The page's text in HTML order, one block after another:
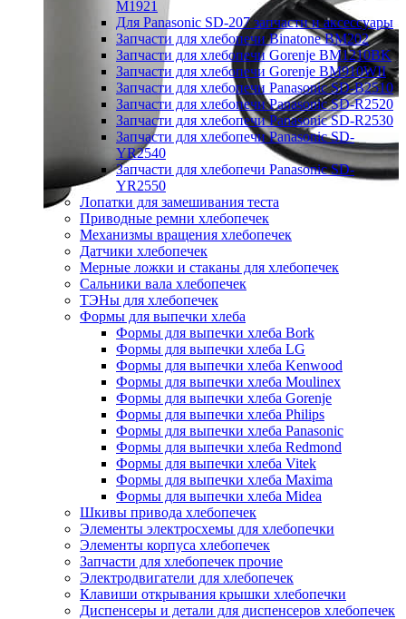
M1921
Для Panasonic SD-207 запчасти и аксессуары
Запчасти для хлебопечи Binatone BM202
Запчасти для хлебопечи Gorenje BM1210BK
Запчасти для хлебопечи Gorenje BM910WII
Запчасти для хлебопечи Panasonic SD-B2510
Запчасти для хлебопечи Panasonic SD-R2520
Запчасти для хлебопечи Panasonic SD-R2530
Запчасти для хлебопечи Panasonic SD-
YR2540
Запчасти для хлебопечи Panasonic SD-
YR2550
Лопатки для замешивания теста
Приводные ремни хлебопечек
Механизмы вращения хлебопечек
Датчики хлебопечек
Мерные ложки и стаканы для хлебопечек
Сальники вала хлебопечек
ТЭНы для хлебопечек
Формы для выпечки хлеба
Формы для выпечки хлеба Bork
Формы для выпечки хлеба LG
Формы для выпечки хлеба Kenwood
Формы для выпечки хлеба Moulinex
Формы для выпечки хлеба Gorenje
Формы для выпечки хлеба Philips
Формы для выпечки хлеба Panasonic
Формы для выпечки хлеба Redmond
Формы для выпечки хлеба Vitek
Формы для выпечки хлеба Maxima
Формы для выпечки хлеба Midea
Шкивы привода хлебопечек
Элементы электросхемы для хлебопечки
Элементы корпуса хлебопечек
Запчасти для хлебопечек прочие
Электродвигатели для хлебопечек
Клавиши открывания крышки хлебопечки
Диспенсеры и детали для диспенсеров хлебопечек